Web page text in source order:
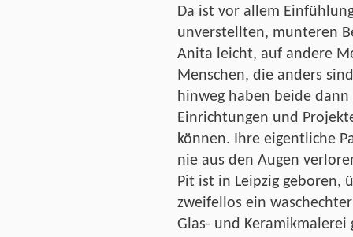
Da ist vor allem
unverstellten, munteren
Anita leicht, auf andere
Menschen, die anders
hinweg haben beide
Einrichtungen und
können. Ihre eigentliche
nie aus den Augen
Pit ist in Leipzig geboren,
zweifellos ein
Glas- und